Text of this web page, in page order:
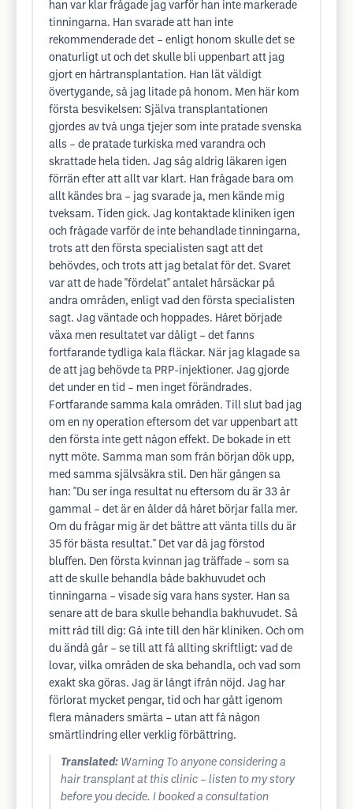
han var klar frågade jag varför han inte markerade
tinningarna. Han svarade att han inte
rekommenderade det – enligt honom skulle det se
onaturligt ut och det skulle bli uppenbart att jag
gjort en hårtransplantation. Han lät väldigt
övertygande, så jag litade på honom. Men här kom
första besvikelsen: Själva transplantationen
gjordes av två unga tjejer som inte pratade svenska
alls – de pratade turkiska med varandra och
skrattade hela tiden. Jag såg aldrig läkaren igen
förrän efter att allt var klart. Han frågade bara om
allt kändes bra – jag svarade ja, men kände mig
tveksam. Tiden gick. Jag kontaktade kliniken igen
och frågade varför de inte behandlade tinningarna,
trots att den första specialisten sagt att det
behövdes, och trots att jag betalat för det. Svaret
var att de hade "fördelat" antalet hårsäckar på
andra områden, enligt vad den första specialisten
sagt. Jag väntade och hoppades. Håret började
växa men resultatet var dåligt – det fanns
fortfarande tydliga kala fläckar. När jag klagade sa
de att jag behövde ta PRP-injektioner. Jag gjorde
det under en tid – men inget förändrades.
Fortfarande samma kala områden. Till slut bad jag
om en ny operation eftersom det var uppenbart att
den första inte gett någon effekt. De bokade in ett
nytt möte. Samma man som från början dök upp,
med samma självsäkra stil. Den här gången sa
han: "Du ser inga resultat nu eftersom du är 33 år
gammal – det är en ålder då håret börjar falla mer.
Om du frågar mig är det bättre att vänta tills du är
35 för bästa resultat." Det var då jag förstod
bluffen. Den första kvinnan jag träffade – som sa
att de skulle behandla både bakhuvudet och
tinningarna – visade sig vara hans syster. Han sa
senare att de bara skulle behandla bakhuvudet. Så
mitt råd till dig: Gå inte till den här kliniken. Och om
du ändå går – se till att få allting skriftligt: vad de
lovar, vilka områden de ska behandla, och vad som
exakt ska göras. Jag är långt ifrån nöjd. Jag har
förlorat mycket pengar, tid och har gått igenom
flera månaders smärta – utan att få någon
smärtlindring eller verklig förbättring.
Translated: Warning To anyone considering a
hair transplant at this clinic – listen to my story
before you decide. I booked a consultation